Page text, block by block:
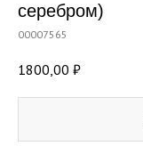
серебром)
00007565
1800,00 ₽